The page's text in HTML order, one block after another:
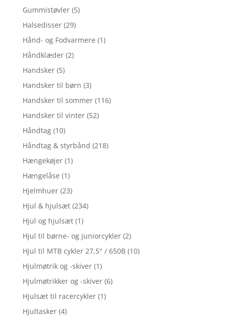
Gummistøvler (5)
Halsedisser (29)
Hånd- og Fodvarmere (1)
Håndklæder (2)
Handsker (5)
Handsker til børn (3)
Handsker til sommer (116)
Handsker til vinter (52)
Håndtag (10)
Håndtag & styrbånd (218)
Hængekøjer (1)
Hængelåse (1)
Hjelmhuer (23)
Hjul & hjulsæt (234)
Hjul og hjulsæt (1)
Hjul til børne- og juniorcykler (2)
Hjul til MTB cykler 27,5" / 650B (10)
Hjulmøtrik og -skiver (1)
Hjulmøtrikker og -skiver (6)
Hjulsæt til racercykler (1)
Hjultasker (4)